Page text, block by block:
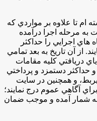
ام تا علاوه بر مواردي كه
به مرحله اجرا درآمده
هاي اجرايي را حداكثر
از آن تاريخ به بعد تمامي
دريافتي كليه مقامات
دستمزد و پرداختي
و همچنين در سايت
آگاهي عموم درج نمايند؛
به شمار آمده و موجب ضمان